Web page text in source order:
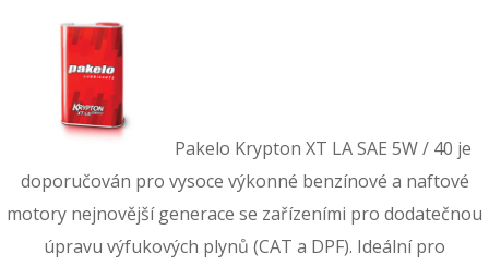
Pakelo Krypton XT LA SAE 5W / 40 je
doporučován pro vysoce výkonné benzínové a naftové
motory nejnovější generace se zařízeními pro dodatečnou
úpravu výfukových plynů (CAT a DPF). Ideální pro